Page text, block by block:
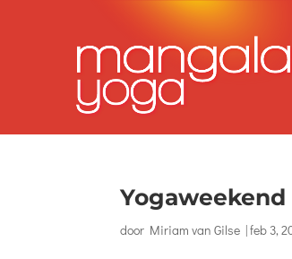
door Miriam van Gilse |feb 3,